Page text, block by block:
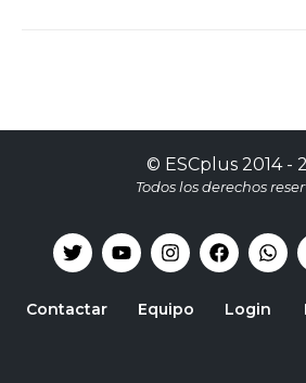
© ESCplus2014 -
Todos los derechos
Contactar Equipo Login